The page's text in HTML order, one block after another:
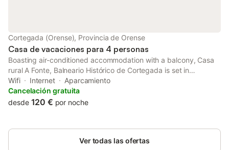
Cortegada (Orense), Provincia de Orense
Casa de vacaciones para 4 personas
Boasting air-conditioned accommodation with a balcony, Casa
rural A Fonte, Balneario Histórico de Cortegada is set in
Cortegada. With lake views, this accommodation offers a patio.
Wifi Internet
Aparcamiento
Cancelación gratuita
desde 120 € por noche
Ver todas las ofertas